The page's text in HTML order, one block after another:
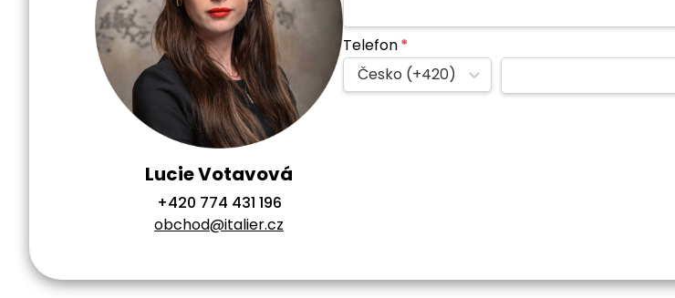
Lucie Votavová
+420 774 431 196
obchod@italier.cz
Telefon*
Česko (+420)